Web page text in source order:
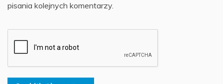
pisania kolejnych komentarzy.